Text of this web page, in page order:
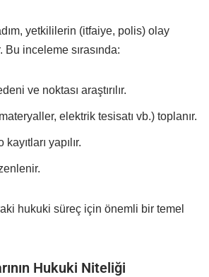
yetkililerin (itfaiye, polis) olay
inceleme sırasında:
ve noktası araştırılır.
elektrik tesisatı vb.) toplanır.
yapılır.
hukuki süreç için önemli bir temel
Hukuki Niteliği